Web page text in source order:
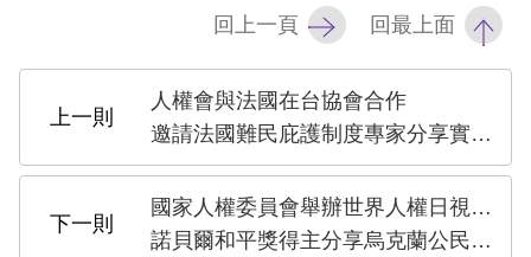
捷
請
回上一頁 回最上面
人權會與法國在台協會合作
邀請法國難民庇護制度專家分享實務經驗
國家人權委員會舉辦世界人權日視訊專題講座
諾貝爾和平獎得主分享烏克蘭公民社會經驗